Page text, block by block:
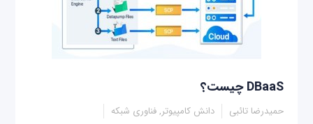
DBaaS چیست؟
حمیدرضا تائبی دانش کامپیوتر, فناوری شبکه